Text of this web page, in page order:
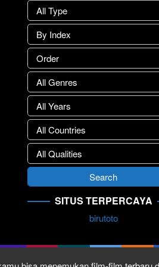
SITUS TERPERCAYA
birutoto